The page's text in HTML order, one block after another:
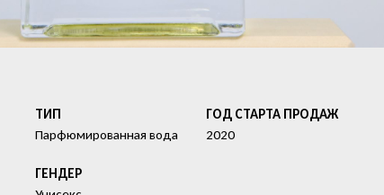
ТИП
Парфюмированная вода
ГЕНДЕР
ГОД СТАРТА ПРОДАЖ
2020